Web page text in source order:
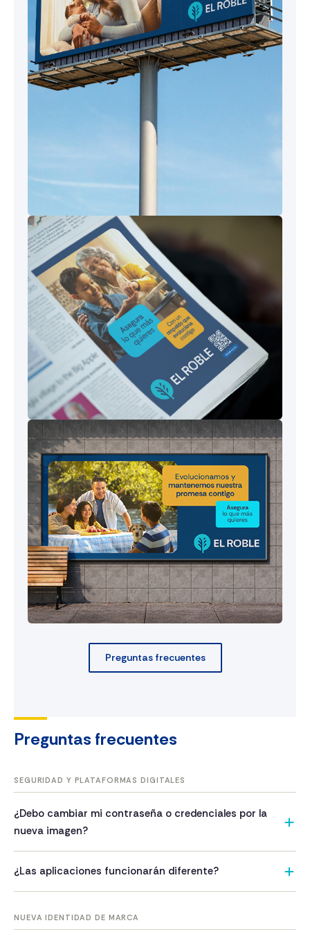
Preguntas frecuentes
Preguntas frecuentes
SEGURIDAD Y PLATAFORMAS DIGITALES
¿Debo cambiar mi contraseña o credenciales por la
nueva imagen?
momento de actualizarlas. Nunca solicitaremos el cambio
de credenciales ni contraseñas por motivos de actualización
¿Las aplicaciones funcionarán diferente?
actual es principalmente estético, aunque estamos en
NUEVA IDENTIDAD DE MARCA